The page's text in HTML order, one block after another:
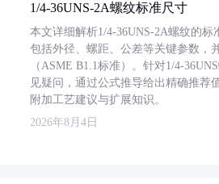
1/4-36UNS-2A螺纹标准尺寸
本文详细解析1/4-36UNS-2A螺纹的标
包括外径、螺距、公差等关键参数，
（ASME B1.1标准）。针对1/4-
见疑问，通过公式推导给出精确推荐
附加工艺建议与扩展知识。
2026年8月4日